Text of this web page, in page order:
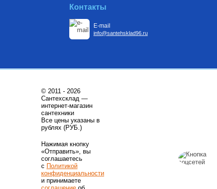
Контакты
E-mail
info@santehsklad96.ru
© 2011 - 2026
Сантехсклад —
интернет-магазин
сантехники
Все цены указаны в
рублях (РУБ.)
Нажимая кнопку
«Отправить», вы
соглашаетесь
с Политикой
конфиденциальности
и принимаете